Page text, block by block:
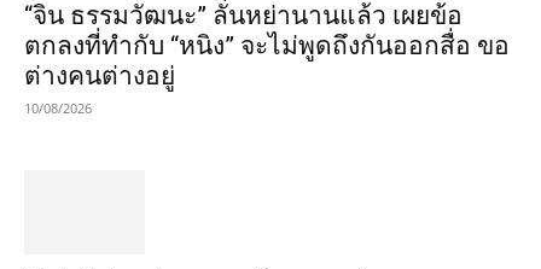
“จิน ธรรมวัฒนะ” ลั่นหย่านานแล้ว เผยข้อ
ตกลงที่ทำกับ “หนิง” จะไม่พูดถึงกันออกสื่อ ขอ
ต่างคนต่างอยู่
10/08/2026